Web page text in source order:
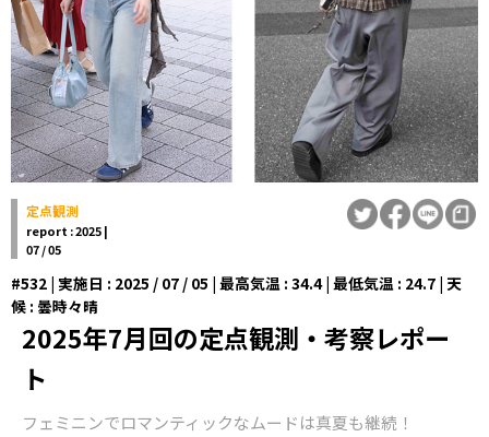
定点観測
report : 2025 |
07 / 05
#532 | 実施日 : 2025 / 07 / 05 | 最高気温 : 34.4 | 最低気温 : 24.7 | 天
候 : 曇時々晴
2025年7月回の定点観測・考察レポー
ト
フェミニンでロマンティックなムードは真夏も継続！